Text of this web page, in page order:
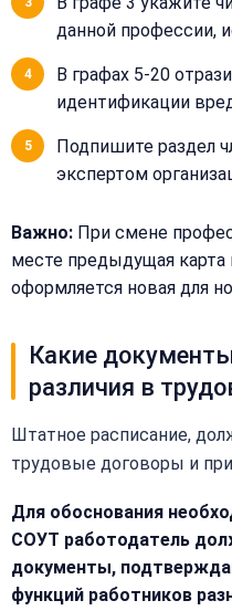
данной профессии,
В графах 5-20
идентификации
Подпишите раздел
экспертом
Важно: При смене
месте предыдущая карта
оформляется новая для
Какие
различия в
Штатное расписание,
трудовые договоры и
Для обоснования
СОУТ работодатель
документы,
функций работников
Сообщение:
Согласен на
данных
рассчитаем
стоимость
Имя:
Телефон:
+
комментарий
персональных
данных
Обычно
отвечаем
в течение
Получить расчёт
Или